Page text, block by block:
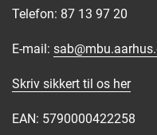
Telefon: 87 13 97 20
E-mail:
Skriv sikkert til os her
EAN: 5790000422258